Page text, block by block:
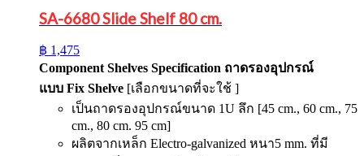
SA-6680 Slide Shelf 80 cm.
฿ 1,475
Component Shelves Specification ถาดรองอุปกรณ์
แบบ Fix Shelve [เลือกขนาดที่จะใช้ ]
เป็นถาดรองอุปกรณ์ขนาด 1U ลึก [45 cm., 60 cm., 75
cm., 80 cm. 95 cm]
ผลิตจากเหล็ก Electro-galvanized หนา5 mm. ที่มี